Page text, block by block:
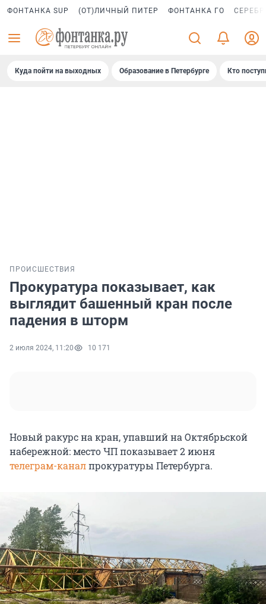
ФОНТАНКА SUP (ОТ)ЛИЧНЫЙ ПИТЕР ФОНТАНКА ГО
Куда пойти на выходных Образование в Петербурге Кто
ПРОИСШЕСТВИЯ
Прокуратура показывает, как
выглядит башенный кран после
падения в шторм
2 июля 2024, 11:20 10 171
Новый ракурс на кран, упавший на Октябрьской
набережной: место ЧП показывает 2 июня
телеграм-каналпрокуратуры Петербурга.